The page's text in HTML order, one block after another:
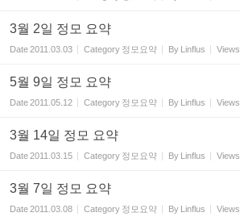
3월 2일 정모 요약
Date2011.03.03 Category 정모요약 By Linflus Views
5월 9일 정모 요약
Date2011.05.12 Category 정모요약 By Linflus Views
3월 14일 정모 요약
Date2011.03.15 Category 정모요약 By Linflus Views
3월 7일 정모 요약
Date2011.03.08 Category 정모요약 By Linflus Views